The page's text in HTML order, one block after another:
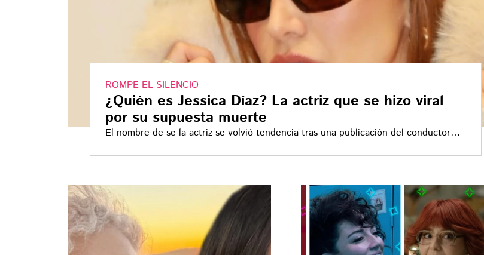
ROMPE EL SILENCIO
¿Quién es Jessica Díaz? La actriz que se hizo viral
por su supuesta muerte
El nombre de se la actriz se volvió tendencia tras una publicación del conductor